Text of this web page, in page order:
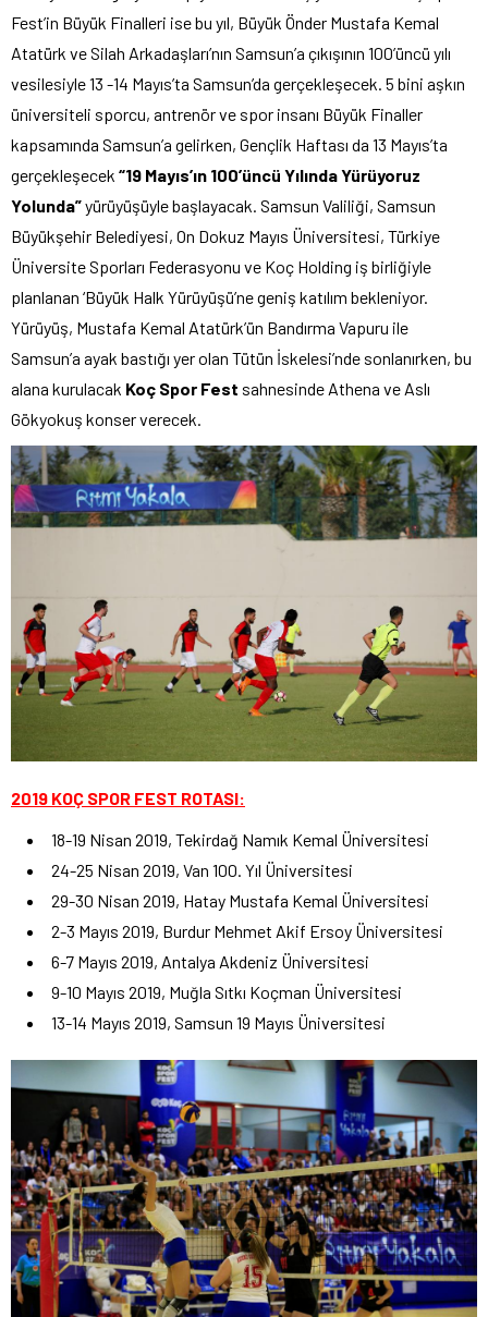
Fest’in Büyük Finalleri ise bu yıl, Büyük Önder Mustafa Kemal
Atatürk ve Silah Arkadaşları’nın Samsun’a çıkışının 100’üncü yılı
vesilesiyle 13 -14 Mayıs’ta Samsun’da gerçekleşecek. 5 bini aşkın
üniversiteli sporcu, antrenör ve spor insanı Büyük Finaller
kapsamında Samsun’a gelirken, Gençlik Haftası da 13 Mayıs’ta
gerçekleşecek “19 Mayıs’ın 100’üncü Yılında Yürüyoruz
Yolunda”yürüyüşüyle başlayacak. Samsun Valiliği, Samsun
Büyükşehir Belediyesi, On Dokuz Mayıs Üniversitesi, Türkiye
Üniversite Sporları Federasyonu ve Koç Holding iş birliğiyle
planlanan ‘Büyük Halk Yürüyüşü’ne geniş katılım bekleniyor.
Yürüyüş, Mustafa Kemal Atatürk’ün Bandırma Vapuru ile
Samsun’a ayak bastığı yer olan Tütün İskelesi’nde sonlanırken, bu
alana kurulacak Koç Spor Fest sahnesinde Athena ve Aslı
Gökyokuş konser verecek.
2019 KOÇ SPOR FEST ROTASI:
18-19 Nisan 2019, Tekirdağ Namık Kemal Üniversitesi
24-25 Nisan 2019, Van 100. Yıl Üniversitesi
29-30 Nisan 2019, Hatay Mustafa Kemal Üniversitesi
2-3 Mayıs 2019, Burdur Mehmet Akif Ersoy Üniversitesi
6-7 Mayıs 2019, Antalya Akdeniz Üniversitesi
9-10 Mayıs 2019, Muğla Sıtkı Koçman Üniversitesi
13-14 Mayıs 2019, Samsun 19 Mayıs Üniversitesi